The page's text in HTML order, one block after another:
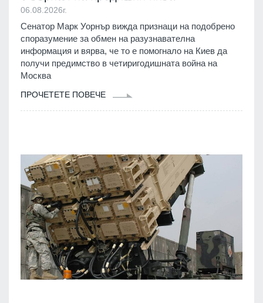
06.08.2026г.
Сенатор Марк Уорнър вижда признаци на подобрено
споразумение за обмен на разузнавателна
информация и вярва, че то е помогнало на Киев да
получи предимство в четиригодишната война на
Москва
ПРОЧЕТЕТЕ ПОВЕЧЕ